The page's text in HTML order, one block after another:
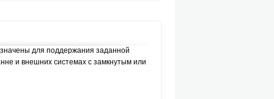
для поддержания заданной
и внешних системах с замкнутым или